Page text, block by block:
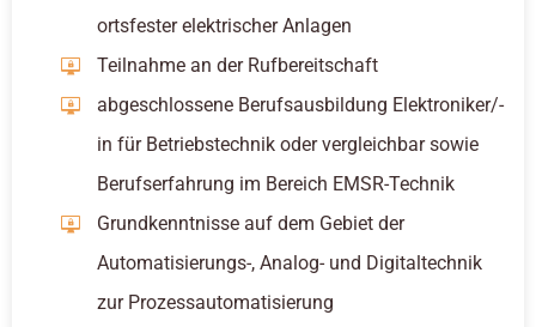
ortsfester elektrischer Anlagen
Teilnahme an der Rufbereitschaft
abgeschlossene Berufsausbildung Elektroniker/-
in für Betriebstechnik oder vergleichbar sowie
Berufserfahrung im Bereich EMSR-Technik
Grundkenntnisse auf dem Gebiet der
Automatisierungs-, Analog- und Digitaltechnik
zur Prozessautomatisierung